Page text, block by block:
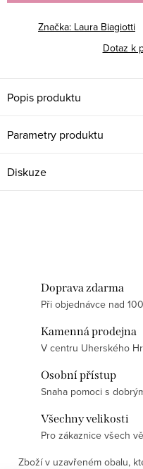
Značka: Laura Biagiotti
Dotaz k
Popis produktu
Parametry produktu
Diskuze
Doprava zdarma
Při objednávce nad
Kamenná prodejna
V centru Uherského
Osobní přístup
Snaha pomoci s
Všechny velikosti
Pro zákaznice všech
Zboží v uzavřeném obalu,